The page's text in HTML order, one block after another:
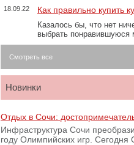
18.09.22 Как правильно купить
Казалось бы, что нет
выбрать
Смотреть все
Новинки
Отдых в Сочи:
Инфраструктура Сочи
году Олимпийских игр.